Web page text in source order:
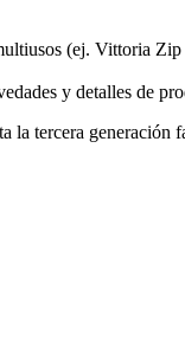
(ej. Vittoria Zip
y detalles de
la tercera